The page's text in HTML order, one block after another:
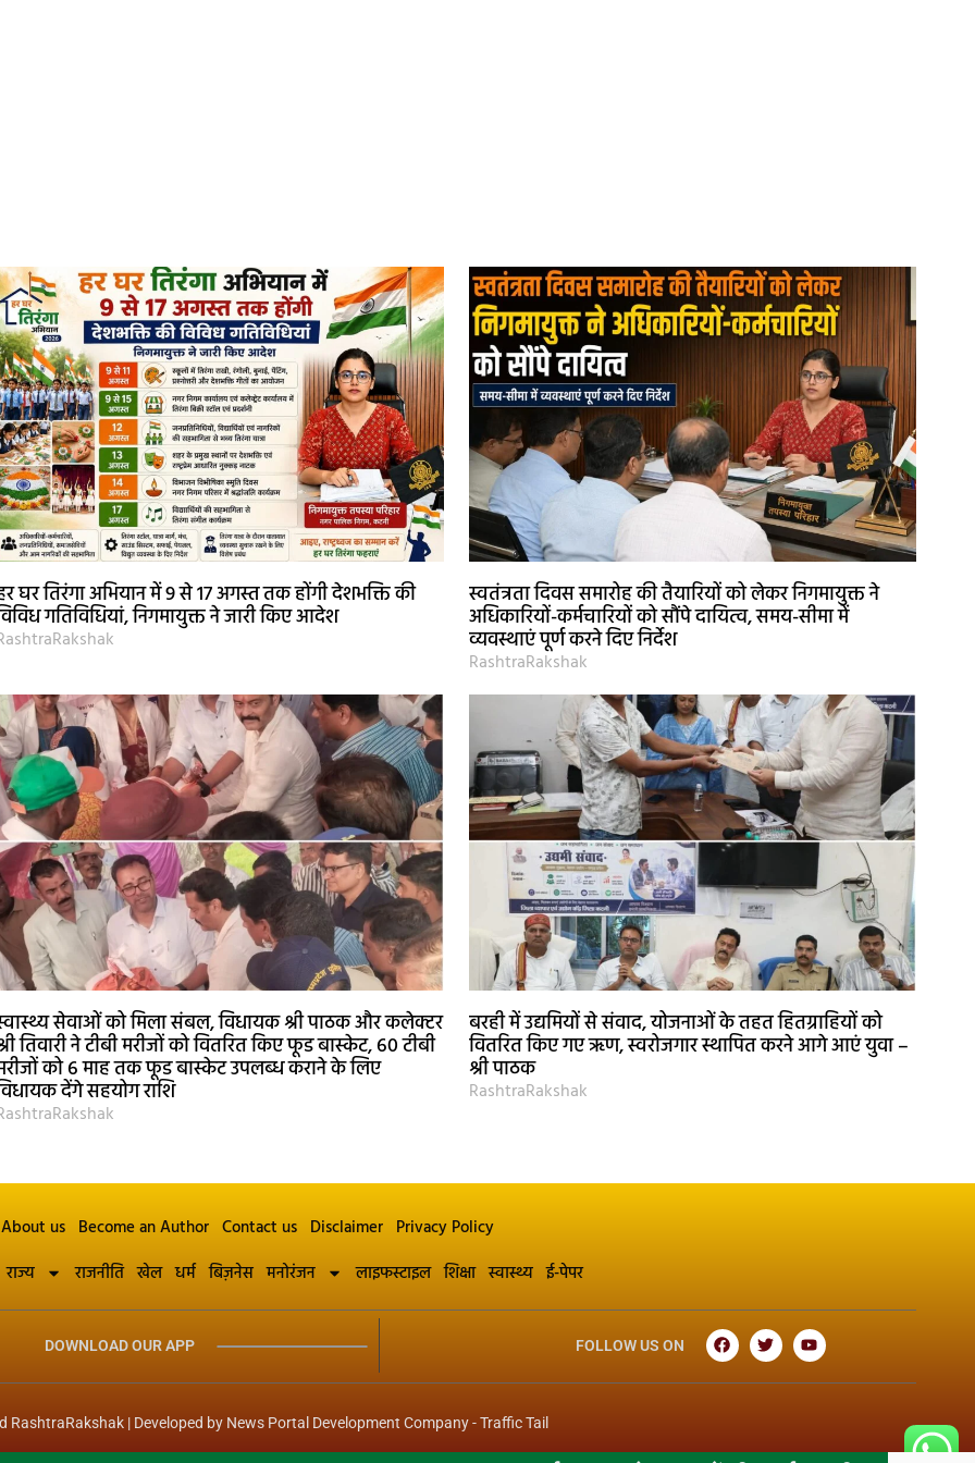
घर तिरंगा अभियान में 9 से 17 अगस्त तक होंगी देशभक्ति की
गतिविधियां, निगमायुक्त ने जारी किए आदेश
स्वतंत्रता दिवस समारोह की तैयारियों को लेकर निगमायुक्त ने
अधिकारियों-कर्मचारियों को सौंपे दायित्व, समय-सीमा में
व्यवस्थाएं पूर्ण करने दिए निर्देश
RashtraRakshak
सेवाओं को मिला संबल, विधायक श्री पाठक और कलेक्टर
तिवारी ने टीबी मरीजों को वितरित किए फूड बास्केट, 60 टीबी
को 6 माह तक फूड बास्केट उपलब्ध कराने के लिए
देंगे सहयोग राशि
बरही में उद्यमियों से संवाद, योजनाओं के तहत हितग्राहियों को
वितरित किए गए ऋण, स्वरोजगार स्थापित करने आगे आएं युवा –
श्री पाठक
RashtraRakshak
About us Become an Author Contact us Disclaimer Privacy Policy
राज्य
राजनीति खेल धर्म बिज़नेस मनोरंजन लाइफस्टाइल शिक्षा स्वास्थ्य ई-पेपर
DOWNLOAD OUR APP FOLLOW US ON
RashtraRakshak | Developed by News Portal Development Company-Traffic Tail